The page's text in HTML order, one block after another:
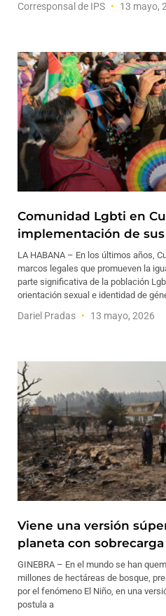
Corresponsal de IPS 13 mayo,
Comunidad Lgbti en
implementación de
LA HABANA – En los últimos años,
marcos legales que promueven la
parte significativa de la población
orientación sexual e identidad de
Dariel Pradas 13 mayo, 2026
Viene una versión
planeta con
GINEBRA – En el mundo se han
millones de hectáreas de bosque,
por el fenómeno El Niño, en una
postula a